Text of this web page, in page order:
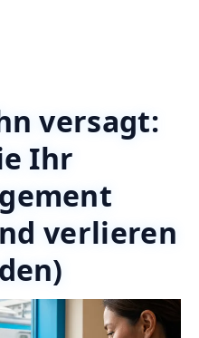
versagt:
Ihr
verlieren